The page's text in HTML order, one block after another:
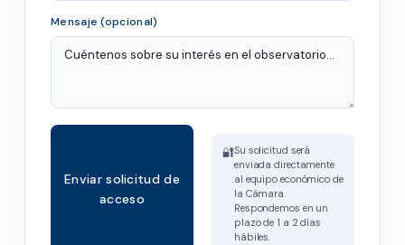
Mensaje (opcional)
Enviar solicitud de
acceso
🔐Su solicitud será
enviada directamente
al equipo económico de
la Cámara.
Respondemos en un
plazo de 1 a 2 días
hábiles.